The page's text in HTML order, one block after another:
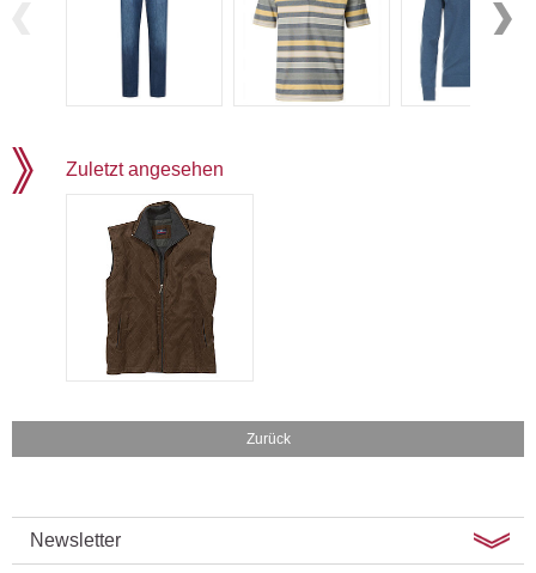
Zuletzt angesehen
Zurück
Newsletter